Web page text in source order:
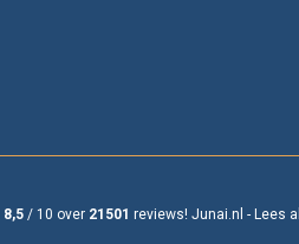
8,5 / 10 over 21501 reviews! Junai.nl - Lees